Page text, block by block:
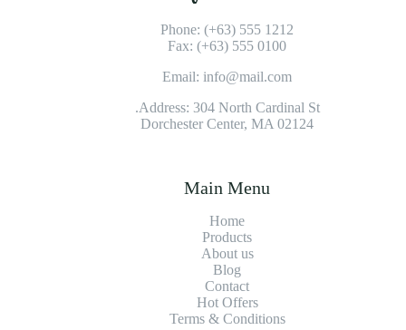
Phone: (+63) 555 1212
Fax: (+63) 555 0100
Email: info@mail.com
Address: 304 North Cardinal St.
Dorchester Center, MA 02124
Main Menu
Home
Products
About us
Blog
Contact
Hot Offers
Terms & Conditions